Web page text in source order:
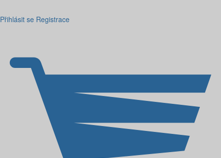
Přihlásit se Registrace